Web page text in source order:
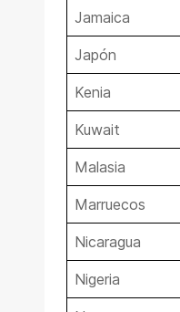
Jamaica
Japón
Kenia
Kuwait
Malasia
Marruecos
Nicaragua
Nigeria